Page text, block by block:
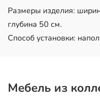
Размеры изделия:
глубина 50 см.
Способ установки:
Мебель из